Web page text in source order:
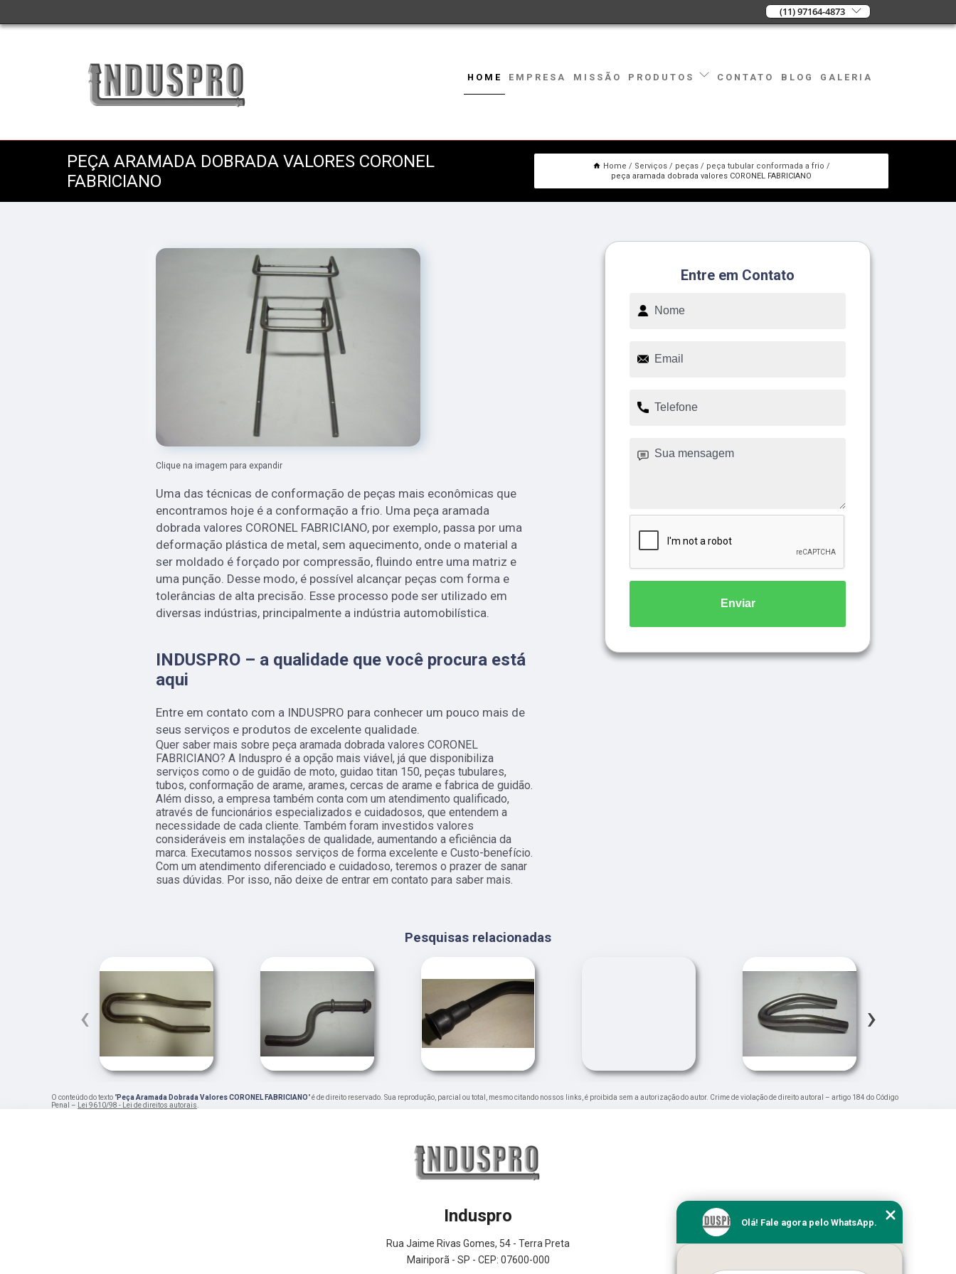
(11) 97164-4873
HOME EMPRESA MISSÃO PRODUTOS CONTATO BLOG GALERIA
PEÇA ARAMADA DOBRADA VALORES CORONEL
FABRICIANO
Home Serviços peças
peça tubular conformada a frio
peça aramada dobrada valores CORONEL FABRICIANO
Clique na imagem para expandir
Uma das técnicas de conformação de peças mais econômicas que
encontramos hoje é a conformação a frio. Uma peça aramada
dobrada valores CORONEL FABRICIANO, por exemplo, passa por uma
deformação plástica de metal, sem aquecimento, onde o material a
ser moldado é forçado por compressão, fluindo entre uma matriz e
uma punção. Desse modo, é possível alcançar peças com forma e
tolerâncias de alta precisão. Esse processo pode ser utilizado em
diversas indústrias, principalmente a indústria automobilística.
INDUSPRO – a qualidade que você procura está
aqui
Entre em contato com a INDUSPRO para conhecer um pouco mais de
seus serviços e produtos de excelente qualidade.
Quer saber mais sobre peça aramada dobrada valores CORONEL
FABRICIANO? A Induspro é a opção mais viável, já que disponibiliza
serviços como o de guidão de moto, guidao titan 150, peças tubulares,
tubos, conformação de arame, arames, cercas de arame e fabrica de guidão.
Além disso, a empresa também conta com um atendimento qualificado,
através de funcionários especializados e cuidadosos, que entendem a
necessidade de cada cliente. Também foram investidos valores
consideráveis em instalações de qualidade, aumentando a eficiência da
marca. Executamos nossos serviços de forma excelente e Custo-benefício.
Com um atendimento diferenciado e cuidadoso, teremos o prazer de sanar
suas dúvidas. Por isso, não deixe de entrar em contato para saber mais.
Entre em Contato
Enviar
Pesquisas relacionadas
‹ ›
O conteúdo do texto "Peça Aramada Dobrada Valores CORONEL FABRICIANO" é de direito reservado. Sua reprodução, parcial ou total, mesmo citando nossos links, é proibida sem a autorização do autor. Crime de violação de direito autoral – artigo 184 do Código
Penal – Lei 9610/98 - Lei de direitos autorais.
Induspro
Rua Jaime Rivas Gomes, 54 - Terra Preta
Mairiporã - SP - CEP: 07600-000
Olá! Fale agora pelo WhatsApp.